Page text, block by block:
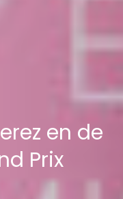
en de
Prix